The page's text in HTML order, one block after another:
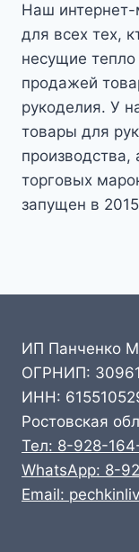
Наш интернет-
для всех тех,
несущие
продажей
рукоделия. У
товары для
производства,
торговых
запущен в
ИП Панченко
ОГРНИП:
ИНН:
Ростовская
Тел: 8-928-
WhatsApp: 8-
Email: